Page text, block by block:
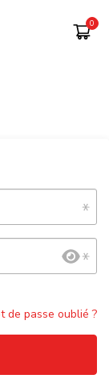
de passe oublié ?